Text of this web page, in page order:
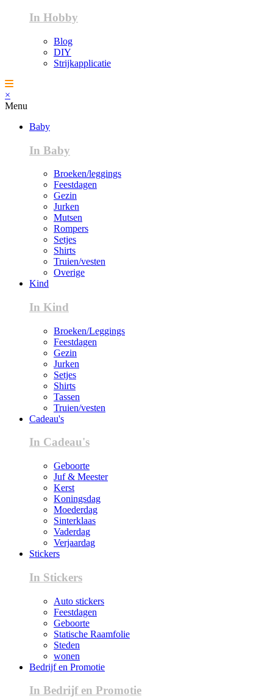
In Hobby
Blog
DIY
Strijkapplicatie
×
Menu
Baby
In Baby
Broeken/leggings
Feestdagen
Gezin
Jurken
Mutsen
Rompers
Setjes
Shirts
Truien/vesten
Overige
Kind
In Kind
Broeken/Leggings
Feestdagen
Gezin
Jurken
Setjes
Shirts
Tassen
Truien/vesten
Cadeau's
In Cadeau's
Geboorte
Juf & Meester
Kerst
Koningsdag
Moederdag
Sinterklaas
Vaderdag
Verjaardag
Stickers
In Stickers
Auto stickers
Feestdagen
Geboorte
Statische Raamfolie
Steden
wonen
Bedrijf en Promotie
In Bedrijf en Promotie